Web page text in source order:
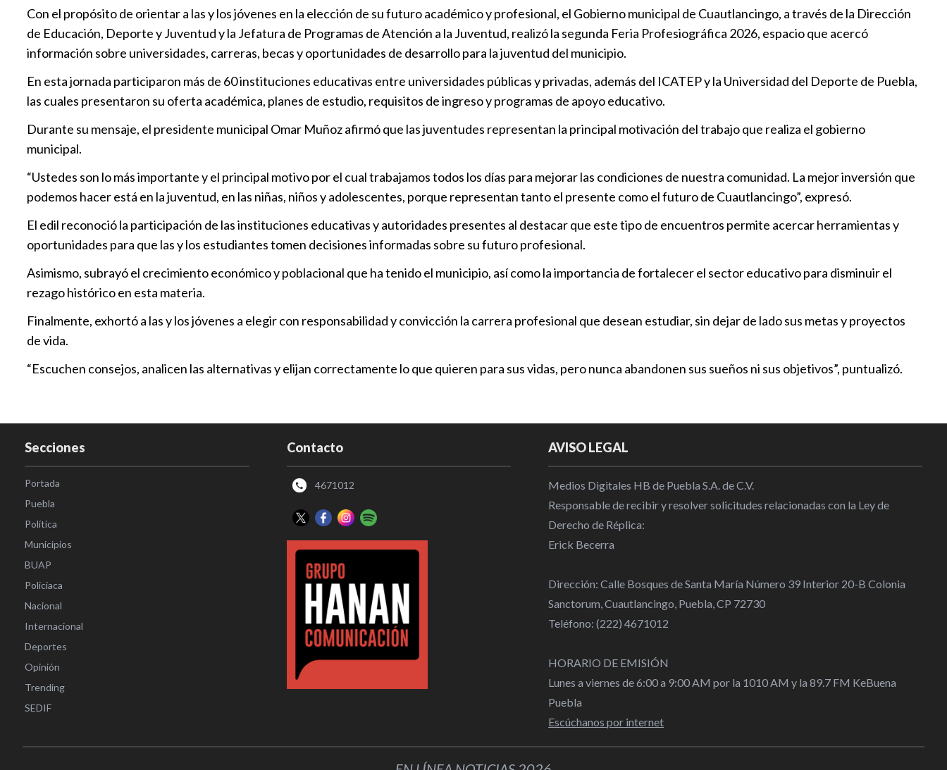
Omar Muñoz inicia construcción de Estancia
de Día
Municipios
Omar Muñoz entrega 845 calentadores
solares más a familias
Municipios | 19:30
dinosaurios
Municipios | 19:30
Buscará Cuautlancingo distintivo “Barrio
Municipios | 18:09
Omar Muñoz inaugura Curso de Verano y
Municipios | 13:30
Con el propósito de orientar a las y los jóvenes en la elección de su futuro académico y profesional, el Gobierno municipal de Cuautlancingo, a través de la Dirección
de Educación, Deporte y Juventud y la Jefatura de Programas de Atención a la Juventud, realizó la segunda Feria Profesiográfica 2026, espacio que acercó
información sobre universidades, carreras, becas y oportunidades de desarrollo para la juventud del municipio.
En esta jornada participaron más de 60 instituciones educativas entre universidades públicas y privadas, además del ICATEP y la Universidad del Deporte de Puebla,
las cuales presentaron su oferta académica, planes de estudio, requisitos de ingreso y programas de apoyo educativo.
Durante su mensaje, el presidente municipal Omar Muñoz afirmó que las juventudes representan la principal motivación del trabajo que realiza el gobierno
municipal.
“Ustedes son lo más importante y el principal motivo por el cual trabajamos todos los días para mejorar las condiciones de nuestra comunidad. La mejor inversión que
podemos hacer está en la juventud, en las niñas, niños y adolescentes, porque representan tanto el presente como el futuro de Cuautlancingo”, expresó.
El edil reconoció la participación de las instituciones educativas y autoridades presentes al destacar que este tipo de encuentros permite acercar herramientas y
oportunidades para que las y los estudiantes tomen decisiones informadas sobre su futuro profesional.
Asimismo, subrayó el crecimiento económico y poblacional que ha tenido el municipio, así como la importancia de fortalecer el sector educativo para disminuir el
rezago histórico en esta materia.
Finalmente, exhortó a las y los jóvenes a elegir con responsabilidad y convicción la carrera profesional que desean estudiar, sin dejar de lado sus metas y proyectos
de vida.
“Escuchen consejos, analicen las alternativas y elijan correctamente lo que quieren para sus vidas, pero nunca abandonen sus sueños ni sus objetivos”, puntualizó.
Secciones
Portada
Puebla
Política
Municipios
BUAP
Policiaca
Nacional
Internacional
Deportes
Opinión
Trending
SEDIF
Contacto
4671012
AVISO LEGAL
Medios Digitales HB de Puebla S.A. de C.V.
Responsable de recibir y resolver solicitudes relacionadas con la Ley de
Derecho de Réplica:
Erick Becerra
Dirección: Calle Bosques de Santa María Número 39 Interior 20-B Colonia
Sanctorum, Cuautlancingo, Puebla, CP 72730
Teléfono: (222) 4671012
HORARIO DE EMISIÓN
Lunes a viernes de 6:00 a 9:00 AM por la 1010 AM y la 89.7 FM KeBuena
Puebla
Escúchanos por internet